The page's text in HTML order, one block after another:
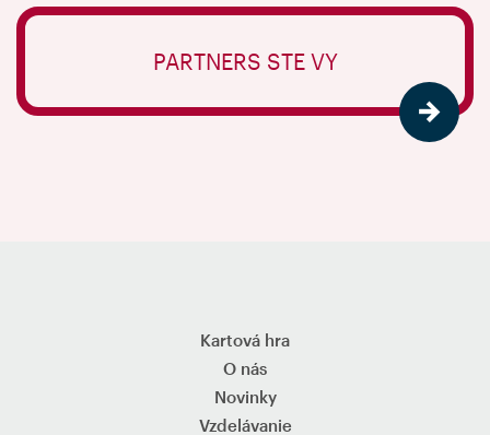
PARTNERS STE VY
Kartová hra
O nás
Novinky
Vzdelávanie